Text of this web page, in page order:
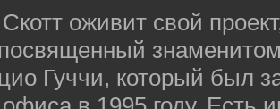
оживит свой
Гуччи, который был